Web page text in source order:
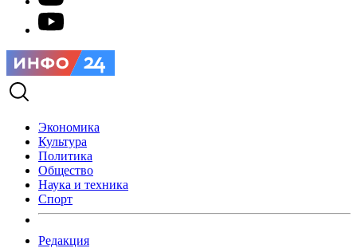
Экономика
Культура
Политика
Общество
Наука и техника
Спорт
Редакция